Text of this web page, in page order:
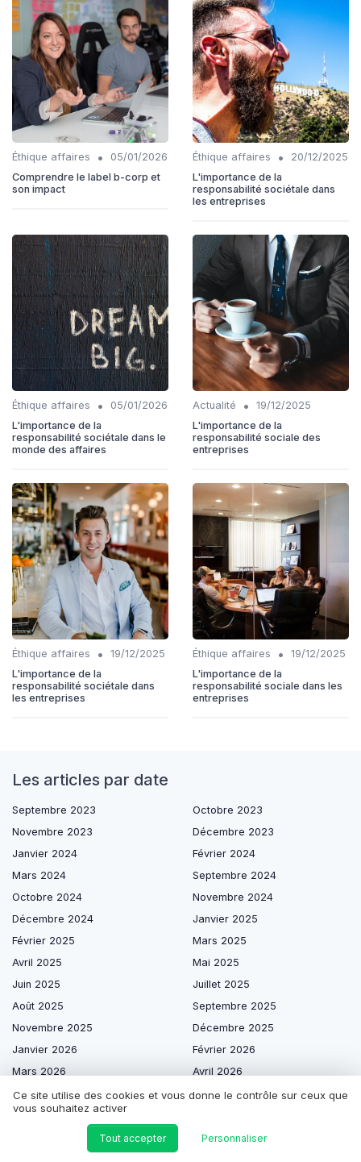
Éthique affaires •
05/01/2026
Comprendre le label b-corp et
son impact
Éthique affaires •
20/12/2025
L'importance de la
responsabilité sociétale dans
les entreprises
Éthique affaires •
05/01/2026
L'importance de la
responsabilité sociétale dans le
monde des affaires
Actualité •
19/12/2025
L'importance de la
responsabilité sociale des
entreprises
Éthique affaires •
19/12/2025
L'importance de la
responsabilité sociétale dans
les entreprises
Éthique affaires •
19/12/2025
L'importance de la
responsabilité sociale dans les
entreprises
Les articles par date
Septembre 2023
Octobre 2023
Novembre 2023
Décembre 2023
Janvier 2024
Février 2024
Mars 2024
Septembre 2024
Octobre 2024
Novembre 2024
Décembre 2024
Janvier 2025
Février 2025
Mars 2025
Avril 2025
Mai 2025
Juin 2025
Juillet 2025
Août 2025
Septembre 2025
Novembre 2025
Décembre 2025
Janvier 2026
Février 2026
Mars 2026
Avril 2026
Mai 2026
Juin 2026
Juillet 2026
Ce site utilise des cookies et vous donne le contrôle sur ceux que
vous souhaitez activer
Tout accepter Personnaliser